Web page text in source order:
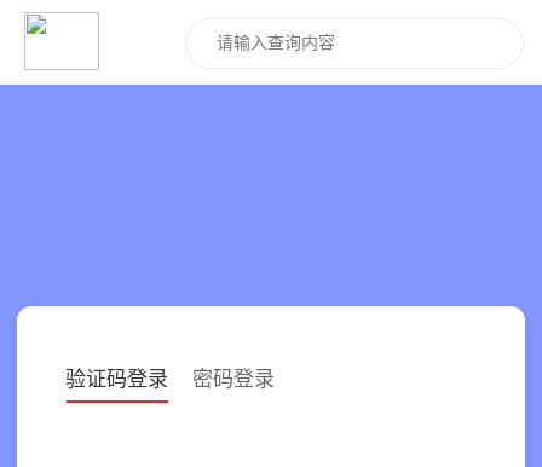
验证码登录 密码登录